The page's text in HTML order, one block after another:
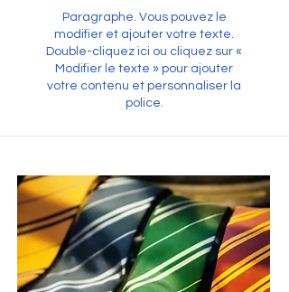
Paragraphe. Vous pouvez le
modifier et ajouter votre texte.
Double-cliquez ici ou cliquez sur «
Modifier le texte » pour ajouter
votre contenu et personnaliser la
police.